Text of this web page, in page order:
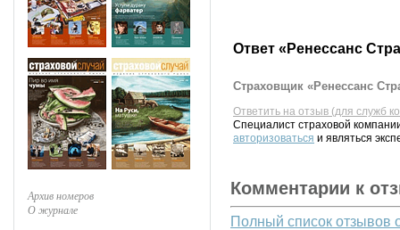
Архив номеров
О журнале
Ответ «Ренессанс
Страховщик «Ренессанс
Ответить на отзыв (для служб
Специалист страховой
авторизоваться и являться
Комментарии к
Полный список отзывов